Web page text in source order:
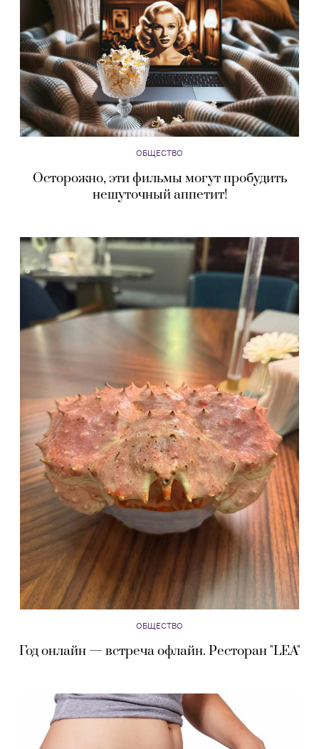
ОБЩЕСТВО
Осторожно, эти фильмы могут пробудить
нешуточный аппетит!
ОБЩЕСТВО
Год онлайн — встреча офлайн. Ресторан "LEA"